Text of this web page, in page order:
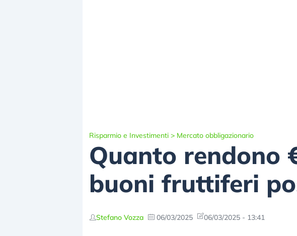
Risparmio e Investimenti > Mercato obbligazionario
Quanto rendono
buoni fruttiferi
Stefano Vozza 06/03/2025 06/03/2025 - 13:41